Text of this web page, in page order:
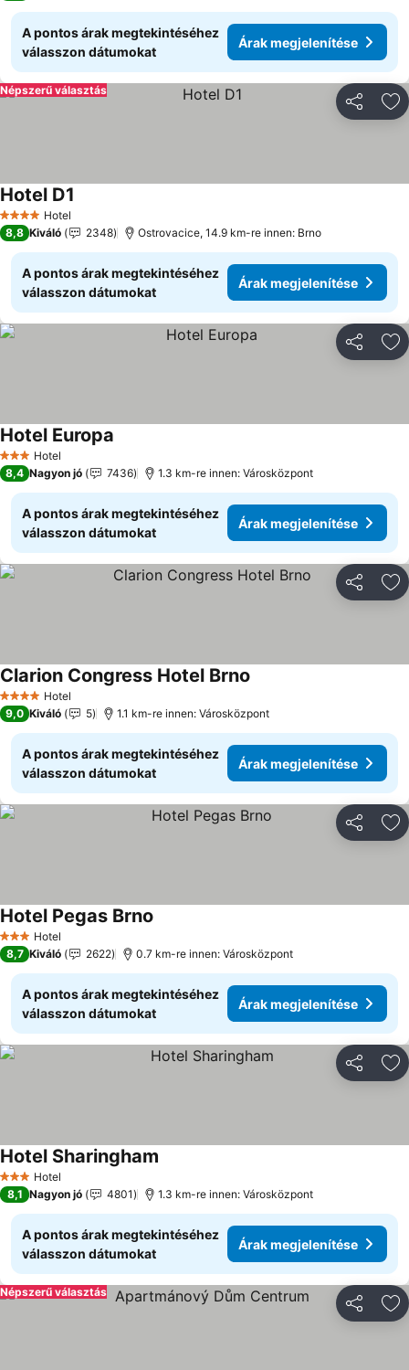
A pontos árak megtekintéséhez
válasszon dátumokat
Árak megjelenítése
Népszerű választás
4 KategóriaHotel
Hotel D1
8,8 Kiváló 2348 Ostrovacice, 14.9 km-re innen: Brno
A pontos árak megtekintéséhez
válasszon dátumokat
Árak megjelenítése
3 Kategória
Hotel
Hotel Europa
8,4 Nagyon jó 7436 1.3 km-re innen: Városközpont
A pontos árak megtekintéséhez
válasszon dátumokat
Árak megjelenítése
4 KategóriaHotel
Clarion Congress Hotel Brno
9,0 Kiváló 5 1.1 km-re innen: Városközpont
A pontos árak megtekintéséhez
válasszon dátumokat
Árak megjelenítése
3 Kategória
Hotel
Hotel Pegas Brno
8,7 Kiváló 2622 0.7 km-re innen: Városközpont
A pontos árak megtekintéséhez
válasszon dátumokat
Árak megjelenítése
3 Kategória
Hotel
Hotel Sharingham
8,1 Nagyon jó 4801 1.3 km-re innen: Városközpont
A pontos árak megtekintéséhez
válasszon dátumokat
Árak megjelenítése
Népszerű választás